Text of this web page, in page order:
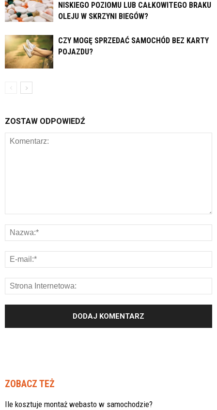
NISKIEGO POZIOMU LUB CAŁKOWITEGO BRAKU
OLEJU W SKRZYNI BIEGÓW?
CZY MOGĘ SPRZEDAĆ SAMOCHÓD BEZ KARTY
POJAZDU?
ZOSTAW ODPOWIEDŹ
ZOBACZ TEŻ
Ile kosztuje montaż webasto w samochodzie?